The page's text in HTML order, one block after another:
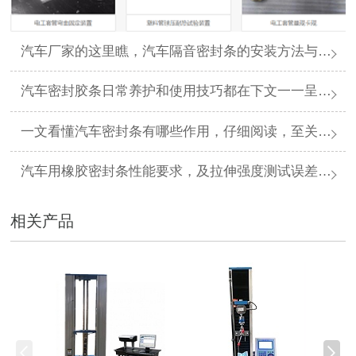
汽车厂家的这里瞧，汽车隔音密封条的安装方法与步骤看下文一目了然哦
汽车密封胶条日常养护和使用技巧都在下文一一呈现哦
一文看懂汽车密封条有哪些作用，仔细阅读，至关重要哦！
汽车用橡胶密封条性能要求，及拉伸强度测试误差案例分析
相关产品